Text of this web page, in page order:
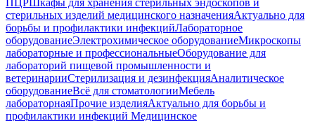
стерильных изделий медицинского назначенияАктуально для
борьбы и профилактики инфекцийЛабораторное
оборудованиеЭлектрохимическое оборудованиеМикроскопы
лабораторные и профессиональныеОборудование для
лабораторий пищевой промышленности и
ветеринарииСтерилизация и дезинфекцияАналитическое
оборудованиеВсё для стоматологииМебель
лабораторнаяПрочие изделияАктуально для борьбы и
профилактики инфекций Медицинское